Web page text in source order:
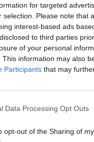
for targeted
selection. Please note that
interest-based ads
to third parties
of your personal
This information may also
Participants that may
Data Processing Opt Outs
opt-out of the Sharing of
Ανάπτυξης και
που
στις κύριες
που βρίσκονται
την
κατά
κεφαλαίου.
και το